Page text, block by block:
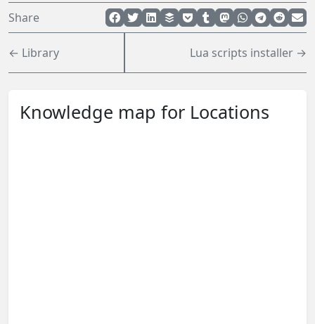
Share
← Library Lua scripts installer →
Knowledge map for Locations